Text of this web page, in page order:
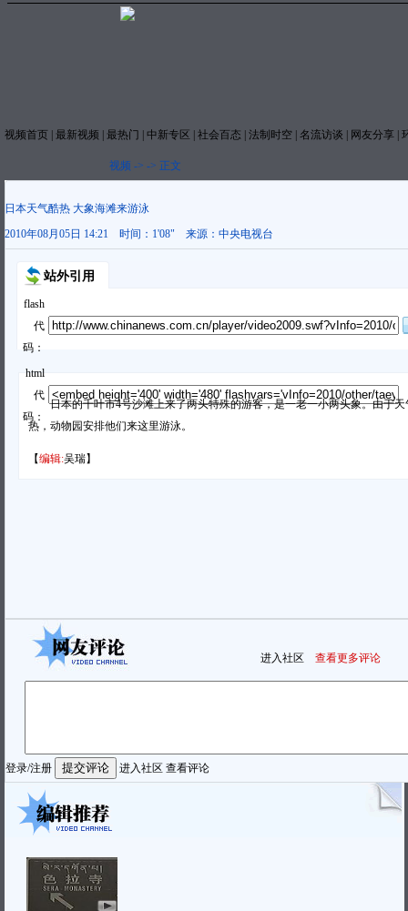
视频首页 最新视频 最热门 中新专区 社会百态 法制时空 名流访谈 网友分享
视频 -> -> 正文
日本天气酷热 大象海滩来游泳
2010年08月05日 14:21
时间： 1'08" 来源： 中央电视台
站外引用
flash
代
码：
html
代
码：
日本的千叶市4号沙滩上来了两头特殊的游客，是一老一小两头象。由于天
热，动物园安排他们来这里游泳。
【编辑:吴瑞】
进入社区 查看更多评论
登录/注册 进入社区 查看评论